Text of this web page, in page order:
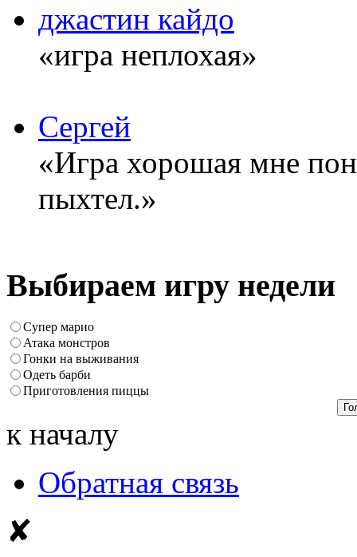
джастин кайдо
«игра неплохая»
Сергей
«Игра хорошая мне
пыхтел.»
Выбираем игру недели
Супер марио
Атака монстров
Гонки на выживания
Одеть барби
Приготовления пиццы
к началу
Обратная связь
✘